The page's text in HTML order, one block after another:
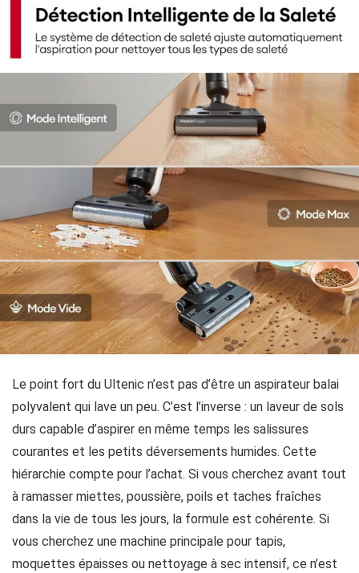
Le point fort du Ultenic n’est pas d’être un aspirateur balai
polyvalent qui lave un peu. C’est l’inverse : un laveur de sols
durs capable d’aspirer en même temps les salissures
courantes et les petits déversements humides. Cette
hiérarchie compte pour l’achat. Si vous cherchez avant tout
à ramasser miettes, poussière, poils et taches fraîches
dans la vie de tous les jours, la formule est cohérente. Si
vous cherchez une machine principale pour tapis,
moquettes épaisses ou nettoyage à sec intensif, ce n’est